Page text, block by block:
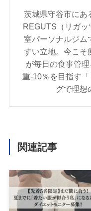
茨城県守谷市にあ
REGUTS（リガ
室パーソナルジム
すい立地。今こそ
が毎日の食事管
重-10％を目指す
グで理想
関連記事